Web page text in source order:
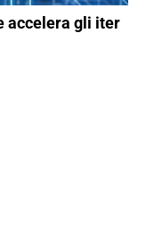
accelera gli iter